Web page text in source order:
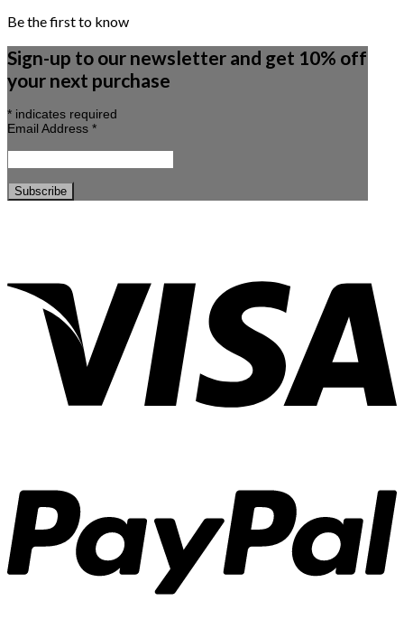
Be the first to know
Sign-up to our newsletter and get 10% off
your next purchase
* indicates required
Email Address *